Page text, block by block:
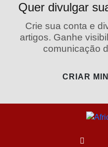
Quer divulgar
Crie sua conta e
artigos. Ganhe
comunicação
CRIAR